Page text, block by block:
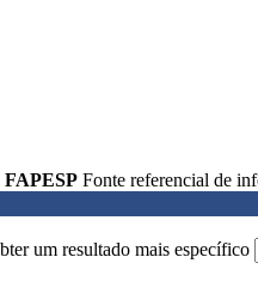
Fonte referencial de
um resultado mais específico